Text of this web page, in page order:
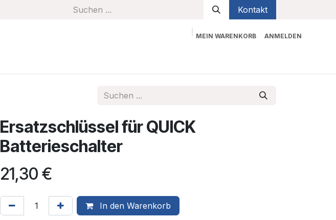
Kontakt
MEIN WARENKORB ANMELDEN
Ersatzschlüssel für QUICK
Batterieschalter
21,30 €
In den Warenkorb